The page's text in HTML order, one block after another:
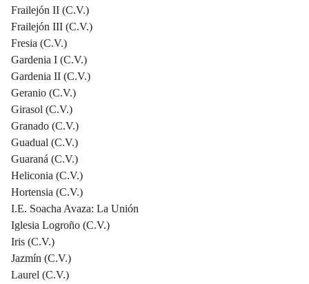
Frailejón II (C.V.)
Frailejón III (C.V.)
Fresia (C.V.)
Gardenia I (C.V.)
Gardenia II (C.V.)
Geranio (C.V.)
Girasol (C.V.)
Granado (C.V.)
Guadual (C.V.)
Guaraná (C.V.)
Heliconia (C.V.)
Hortensia (C.V.)
I.E. Soacha Avaza: La Unión
Iglesia Logroño (C.V.)
Iris (C.V.)
Jazmín (C.V.)
Laurel (C.V.)